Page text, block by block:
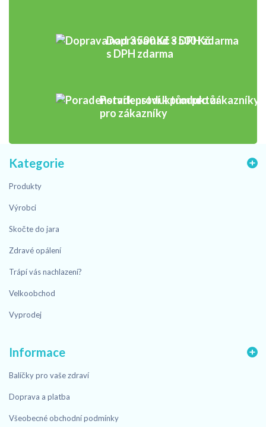
Doprava nad 3 500 Kč
s DPH zdarma
Poradenství k produktům
pro zákazníky
Kategorie
Produkty
Výrobci
Skočte do jara
Zdravé opálení
Trápí vás nachlazení?
Velkoobchod
Vyprodej
Informace
Balíčky pro vaše zdraví
Doprava a platba
Všeobecné obchodní podmínky